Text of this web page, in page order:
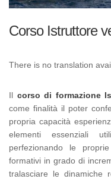
Corso Istruttore
There is no translation
Il corso di formazione
come finalità il poter
propria capacità
elementi essenziali
perfezionando le
formativi in grado di
tralasciare le dinamiche